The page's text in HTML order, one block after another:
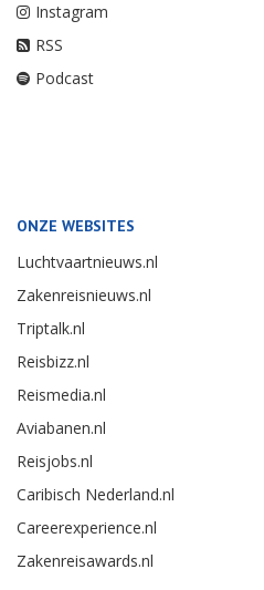
Instagram
RSS
Podcast
ONZE WEBSITES
Luchtvaartnieuws.nl
Zakenreisnieuws.nl
Triptalk.nl
Reisbizz.nl
Reismedia.nl
Aviabanen.nl
Reisjobs.nl
Caribisch Nederland.nl
Careerexperience.nl
Zakenreisawards.nl